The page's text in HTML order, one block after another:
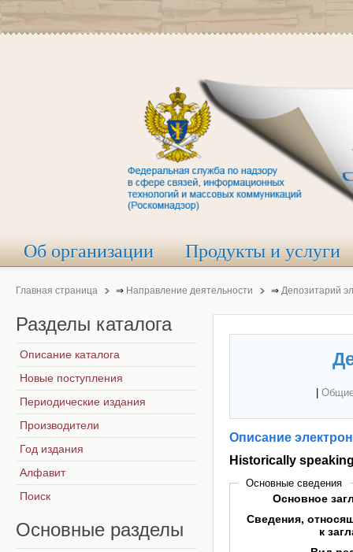
Об организации Продукты и услуги
Главная страница ⇒ Направление деятельности ⇒ Депозитарий
Описание
Historically
Основные сведения
Основное
Сведения,
к
Разделы каталога
Описание каталога
Новые поступления
Периодические издания
Производители
Год издания
Алфавит
Поиск
Основные разделы